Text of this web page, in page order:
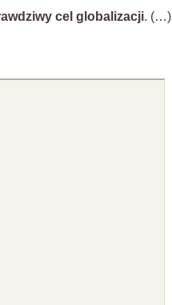
cel globalizacji. (…)